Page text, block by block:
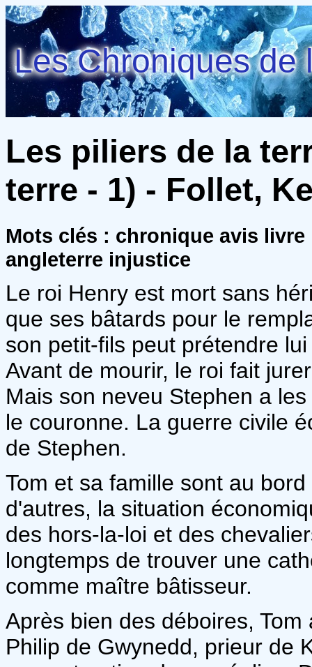
Les Chroniques de
Les piliers de la
terre - 1) - Follet,
Mots clés : chronique avis
angleterre injustice
Le roi Henry est mort sans
que ses bâtards pour le
son petit-fils peut prétendre
Avant de mourir, le roi fait
Mais son neveu Stephen a
le couronne. La guerre civile
de Stephen.
Tom et sa famille sont au
d'autres, la situation
des hors-la-loi et des
longtemps de trouver une
comme maître bâtisseur.
Après bien des déboires,
Philip de Gwynedd, prieur de